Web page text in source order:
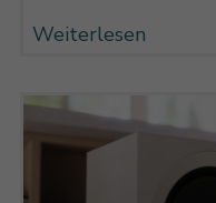
Weiterlesen